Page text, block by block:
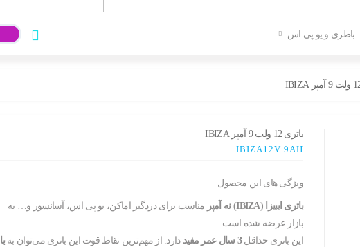
باطری و یو پی اس
باتری 12 ولت 9 آمپر IBIZA
IBIZA12V 9AH
ویژگی های این محصول
باتری ایبیزا (IBIZA) نه آمپر مناسب برای دزدگیر اماکن، یو پی اس، آسانسور و… به
بازار عرضه شده است.
این باتری حداقل3 سال عمر مفید دارد. از مهم‌ترین نقاط قوت این باتری می‌توان بهبا